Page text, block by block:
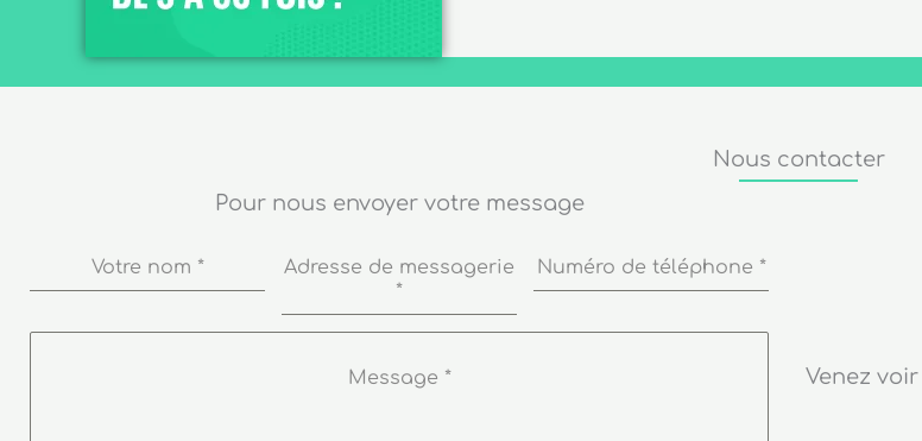
Nous contacter
Pour nous envoyer votre message
Votre nom *
Adresse de messagerie
*
Numéro de téléphone *
Message * Venez